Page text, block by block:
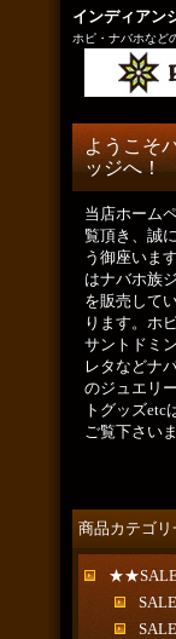
インディアン
ホピ・ナバホなど
ようこそ
ッジへ！
当店ホーム
覧頂き、誠
う御座いま
はナバホ族
を販売して
ります。ホ
サントドミ
レタなどナ
のジュエリ
トグッズetc
ご覧下さいま
商品カテゴリ